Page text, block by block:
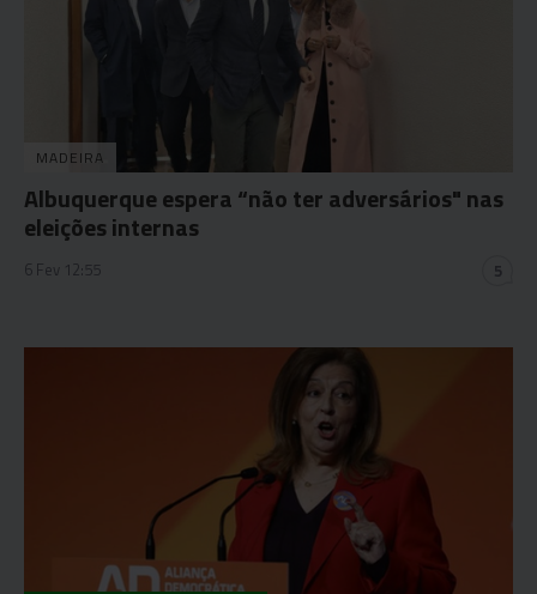
MADEIRA
Albuquerque espera “não ter adversários" nas
eleições internas
6 Fev 12:55 5